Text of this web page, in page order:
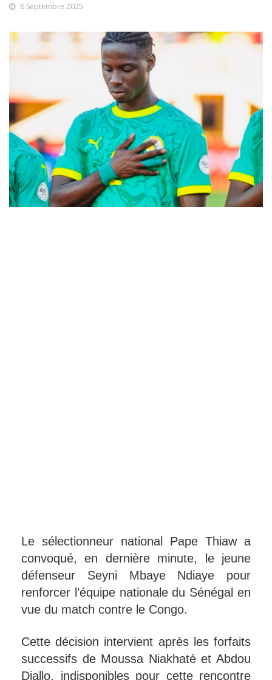
6 Septembre 2025
Le sélectionneur national Pape Thiaw a
convoqué, en dernière minute, le jeune
défenseur Seyni Mbaye Ndiaye pour
renforcer l’équipe nationale du Sénégal en
vue du match contre le Congo.
Cette décision intervient après les forfaits
successifs de Moussa Niakhaté et Abdou
Diallo, indisponibles pour cette rencontre